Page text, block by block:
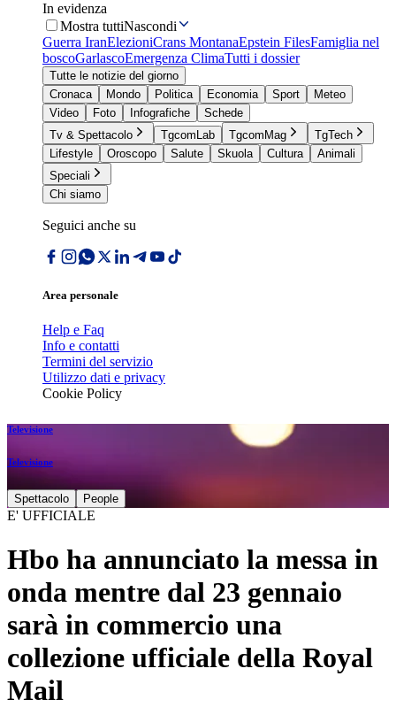
In evidenza
Mostra tuttiNascondi
Guerra IranElezioniCrans MontanaEpstein FilesFamiglia nel
boscoGarlascoEmergenza ClimaTutti i dossier
Tutte le notizie del giorno
Cronaca
Mondo Politica Economia Sport
Meteo
Video
Foto Infografiche
Schede
Tv & Spettacolo
TgcomLab TgcomMag
TgTech
Lifestyle
Oroscopo Salute Skuola Cultura
Animali
Speciali
Chi siamo
Seguici anche su
Area personale
Help e Faq
Info e contatti
Termini del servizio
Utilizzo dati e privacy
Cookie Policy
Televisione
Televisione
Spettacolo People
E' UFFICIALE
Hbo ha annunciato la messa in
onda mentre dal 23 gennaio
sarà in commercio una
collezione ufficiale della Royal
Mail